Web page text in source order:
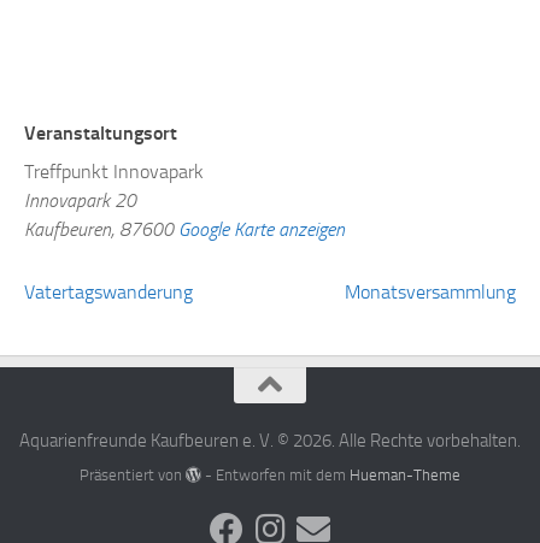
Veranstaltungsort
Treffpunkt Innovapark
Innovapark 20
Kaufbeuren, 87600 Google Karte anzeigen
Vatertagswanderung Monatsversammlung
Aquarienfreunde Kaufbeuren e. V. © 2026. Alle Rechte vorbehalten.
Präsentiert von - Entworfen mit dem Hueman-Theme